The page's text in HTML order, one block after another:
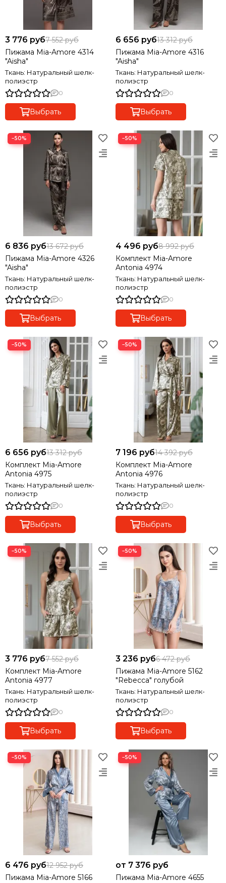
3 776 руб7 552 руб
Пижама Mia-Amore 4314
"Aisha"
Ткань: Натуральный шелк-
полиэстр
0
Выбрать
6 656 руб13 312 руб
Пижама Mia-Amore 4316
"Aisha"
Ткань: Натуральный шелк-
полиэстр
0
Выбрать
−50%
6 836 руб13 672 руб
Пижама Mia-Amore 4326
"Aisha"
Ткань: Натуральный шелк-
полиэстр
0
Выбрать
−50%
4 496 руб8 992 руб
Комплект Mia-Amore
Antonia 4974
Ткань: Натуральный шелк-
полиэстр
0
Выбрать
−50%
6 656 руб13 312 руб
Комплект Mia-Amore
Antonia 4975
Ткань: Натуральный шелк-
полиэстр
0
Выбрать
−50%
7 196 руб14 392 руб
Комплект Mia-Amore
Antonia 4976
Ткань: Натуральный шелк-
полиэстр
0
Выбрать
−50%
3 776 руб7 552 руб
Комплект Mia-Amore
Antonia 4977
Ткань: Натуральный шелк-
полиэстр
0
Выбрать
−50%
3 236 руб6 472 руб
Пижама Mia-Amore 5162
"Rebecca" голубой
Ткань: Натуральный шелк-
полиэстр
0
Выбрать
−50%
6 476 руб12 952 руб
Пижама Mia-Amore 5166
−50%
от 7 376 руб
Пижама Mia-Amore 4655